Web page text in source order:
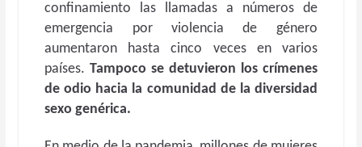
confinamiento las llamadas a números de
emergencia por violencia de género
aumentaron hasta cinco veces en varios
países.Tampoco se detuvieron los crímenes
de odio hacia la comunidad de la diversidad
sexo genérica.